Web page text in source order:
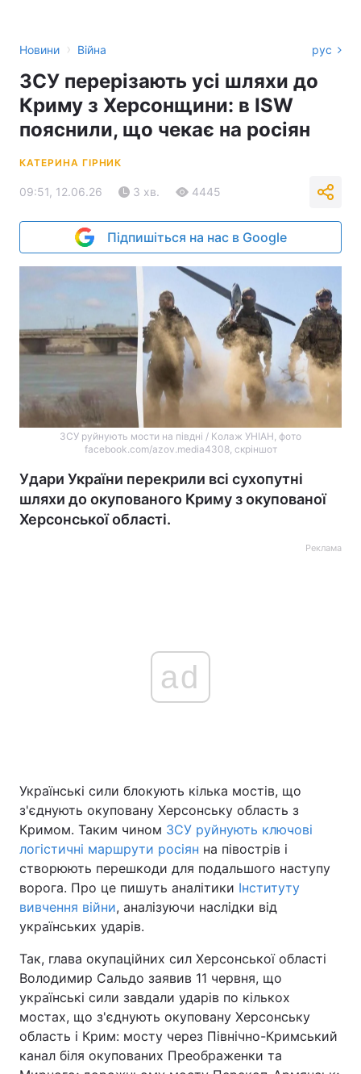
Новини › Війна рус
ЗСУ перерізають усі шляхи до
Криму з Херсонщини: в ISW
пояснили, що чекає на росіян
КАТЕРИНА ГІРНИК
09:51, 12.06.26 3 хв. 4445
Підпишіться на нас в Google
ЗСУ руйнують мости на півдні / Колаж УНІАН, фото
facebook.com/azov.media4308, скріншот
Удари України перекрили всі сухопутні
шляхи до окупованого Криму з окупованої
Херсонської області.
Реклама
ad
Українські сили блокують кілька мостів, що
з'єднують окуповану Херсонську область з
Кримом. Таким чином ЗСУ руйнують ключові
логістичні маршрути росіян на півострів і
створюють перешкоди для подальшого наступу
ворога. Про це пишуть аналітики Інституту
вивчення війни, аналізуючи наслідки від
українських ударів.
Так, глава окупаційних сил Херсонської області
Володимир Сальдо заявив 11 червня, що
українські сили завдали ударів по кількох
мостах, що з'єднують окуповану Херсонську
область і Крим: мосту через Північно-Кримський
канал біля окупованих Преображенки та